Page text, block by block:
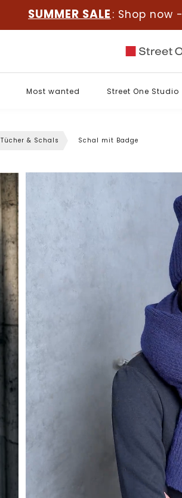
SUMMER SALE : Shop now -
Most wanted Street One Studio
Tücher & Schals Schal mit Badge